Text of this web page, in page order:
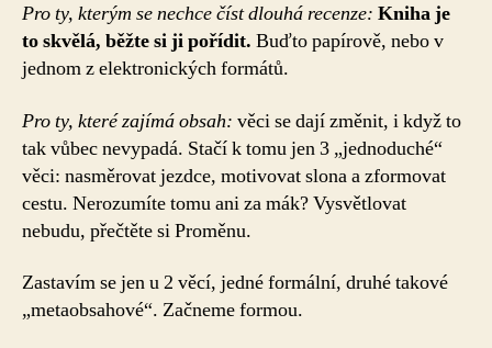
Pro ty, kterým se nechce číst dlouhá recenze: Kniha je
to skvělá, běžte si ji pořídit. Buďto papírově, nebo v
jednom z elektronických formátů.
Pro ty, které zajímá obsah: věci se dají změnit, i když to
tak vůbec nevypadá. Stačí k tomu jen 3 „jednoduché“
věci: nasměrovat jezdce, motivovat slona a zformovat
cestu. Nerozumíte tomu ani za mák? Vysvětlovat
nebudu, přečtěte si Proměnu.
Zastavím se jen u 2 věcí, jedné formální, druhé takové
„metaobsahové“. Začneme formou.